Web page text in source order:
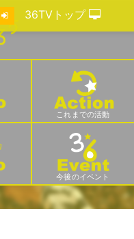
これまでの活動
今後のイベント
36TVトップ